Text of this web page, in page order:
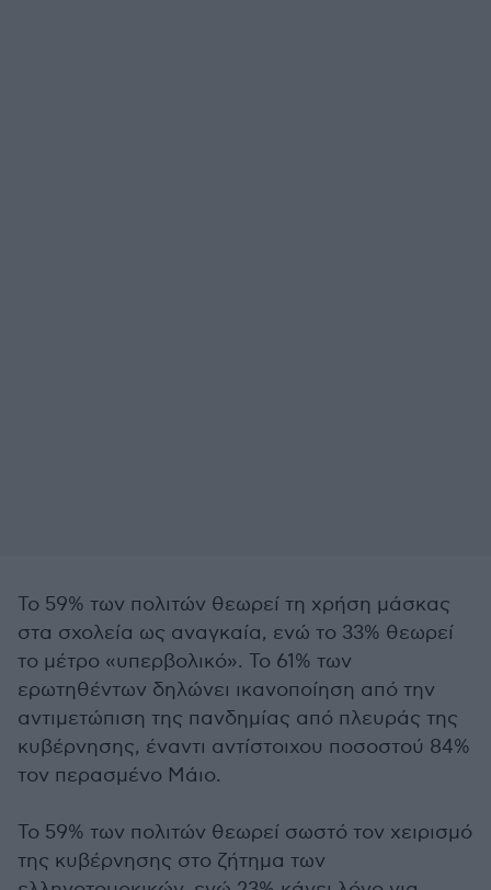
Το 59% των πολιτών θεωρεί τη χρήση μάσκας
στα σχολεία ως αναγκαία, ενώ το 33% θεωρεί
το μέτρο «υπερβολικό». Το 61% των
ερωτηθέντων δηλώνει ικανοποίηση από την
αντιμετώπιση της πανδημίας από πλευράς της
κυβέρνησης, έναντι αντίστοιχου ποσοστού 84%
τον περασμένο Μάιο.
Το 59% των πολιτών θεωρεί σωστό τον χειρισμό
της κυβέρνησης στο ζήτημα των